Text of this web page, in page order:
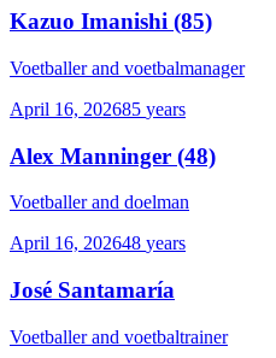
Kazuo Imanishi (85)
Voetballer and voetbalmanager
April 16, 202685 years
Alex Manninger (48)
Voetballer and doelman
April 16, 202648 years
José Santamaría
Voetballer and voetbaltrainer